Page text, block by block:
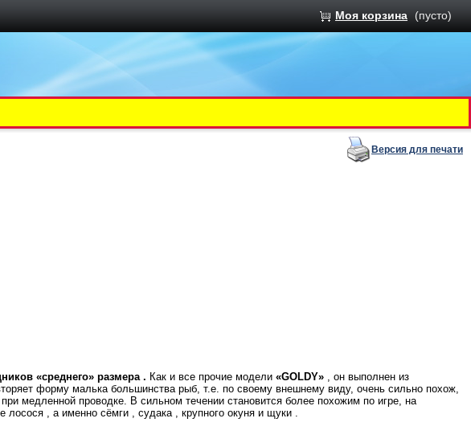
Моя корзина (пусто)
Версия для печати
«среднего» размера . Как и все прочие модели «GOLDY» , он выполнен из
форму малька большинства рыб, т.е. по своему внешнему виду, очень сильно похож,
медленной проводке. В сильном течении становится более похожим по игре, на
, а именно сёмги , судака , крупного окуня и щуки .